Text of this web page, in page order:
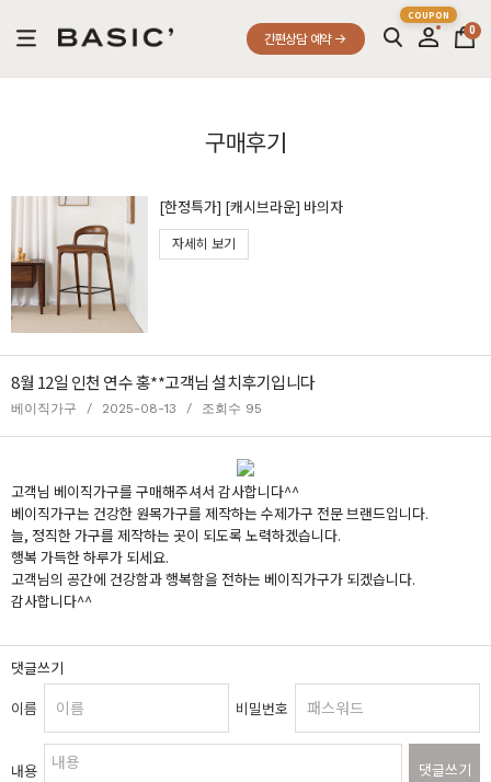
간편상담 예약
0
구매후기
[한정특가] [캐시브라운] 바의자
자세히 보기
8월 12일 인천 연수 홍**고객님 설치후기입니다
베이직가구 / 2025-08-13 / 조회수 95
고객님 베이직가구를 구매해주셔서 감사합니다^^
베이직가구는 건강한 원목가구를 제작하는 수제가구 전문 브랜드입니다.
늘, 정직한 가구를 제작하는 곳이 되도록 노력하겠습니다.
행복 가득한 하루가 되세요.
고객님의 공간에 건강함과 행복함을 전하는 베이직가구가 되겠습니다.
감사합니다^^
댓글쓰기
이름
비밀번호
내용 댓글쓰기